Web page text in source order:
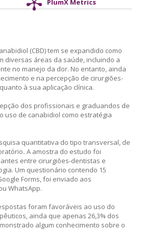
PlumX Metrics
(CBD) tem se expandido como
diversas áreas da saúde, incluindo a
no manejo da dor. No entanto, ainda
e na percepção de cirurgiões-
à sua aplicação clínica.
dos profissionais e graduandos de
uso de canabidiol como estratégia
quantitativa do tipo transversal, de
. A amostra do estudo foi
entre cirurgiões-dentistas e
Um questionário contendo 15
Forms, foi enviado aos
WhatsApp.
foram favoráveis ao uso do
ainda que apenas 26,3% dos
algum conhecimento sobre o